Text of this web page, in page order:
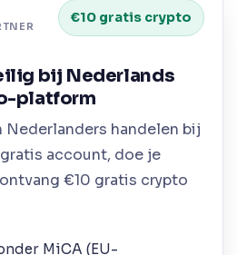
€10 gratis crypto
bij Nederlands
platform
Nederlanders handelen bij
account, doe je
€10 gratis crypto
MiCA (EU-